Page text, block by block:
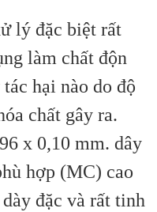
lý đặc biệt rất
làm chất độn
hại nào do độ
chất gây ra.
x 0,10 mm. dây
hợp (MC) cao
đặc và rất tinh